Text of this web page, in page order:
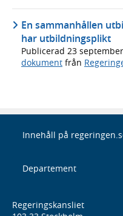
En sammanhållen
har utbildningsplikt
Publicerad 23
dokument från
Innehåll på
Departement
Regeringskansliet